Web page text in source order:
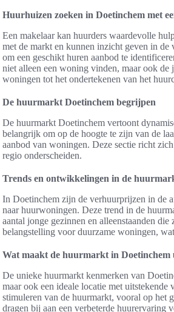
Huurhuizen zoeken in Doetinchem met
Een makelaar kan huurders waardevolle
met de markt en kunnen inzicht geven in
om een geschikt huren aanbod te
niet alleen een woning vinden, maar ook
woningen tot het ondertekenen van het
De huurmarkt Doetinchem begrijpen
De huurmarkt Doetinchem vertoont
belangrijk om op de hoogte te zijn van de
aanbod van woningen. Deze sectie richt
regio onderscheiden.
Trends en ontwikkelingen in de
In Doetinchem zijn de verhuurprijzen in de
naar huurwoningen. Deze trend in de
aantal jonge gezinnen en alleenstaanden
belangstelling voor duurzame woningen,
Wat maakt de huurmarkt in Doetinchem
De unieke huurmarkt kenmerken van
maar ook een ideale locatie met
stimuleren van de huurmarkt, vooral op het
dragen bij aan een verbeterde huurervaring